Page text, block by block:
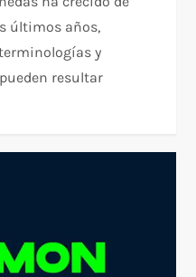
últimos años,
y
resultar